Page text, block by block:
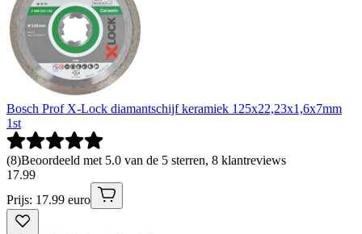
Bosch Prof X-Lock diamantschijf keramiek 125x22,23x1,6x7mm
1st
(8)Beoordeeld met 5.0 van de 5 sterren, 8 klantreviews
17.99
Prijs: 17.99 euro